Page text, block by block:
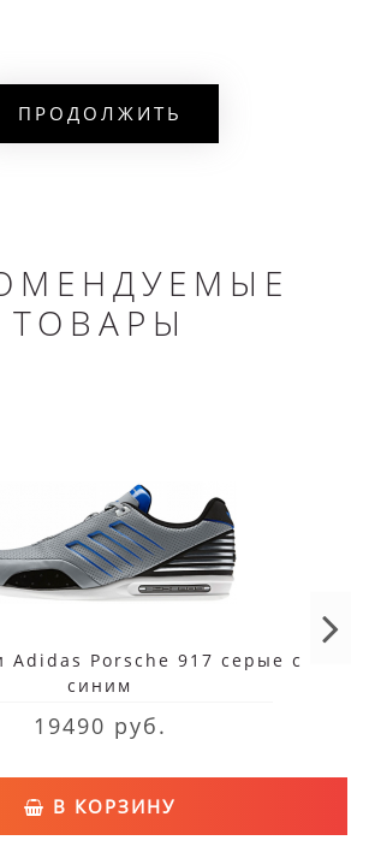
ПРОДОЛЖИТЬ
ТОВАРЫ
Adidas Porsche 917 серые с
синим
19490 руб.
В КОРЗИНУ